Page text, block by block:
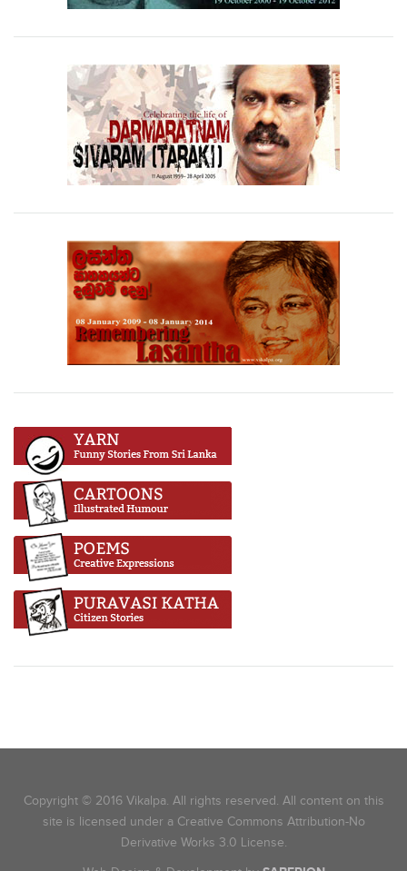
Copyright © 2016 Vikalpa. All rights reserved. All content on this
site is licensed under a Creative Commons Attribution-No
Derivative Works 3.0 License.